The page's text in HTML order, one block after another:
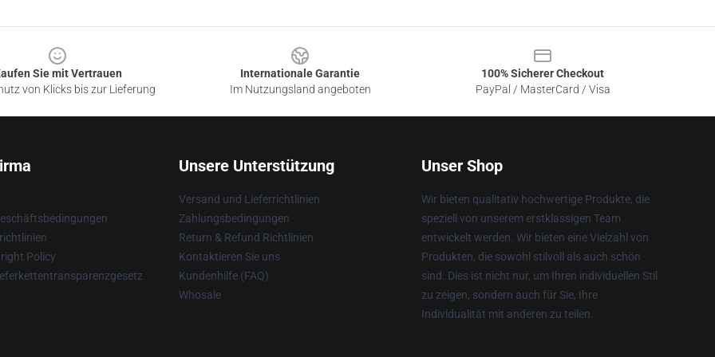
Sie mit Vertrauen
von Klicks bis zur Lieferung
Internationale Garantie
Im Nutzungsland angeboten
100% Sicherer Checkout
PayPal / MasterCard / Visa
Policy
Unsere Unterstützung
Versand und Lieferrichtlinien
Zahlungsbedingungen
Return & Refund Richtlinien
Kontaktieren Sie uns
Kundenhilfe (FAQ)
Whosale
Unser Shop
Wir bieten qualitativ hochwertige Produkte, die
speziell von unserem erstklassigen Team
entwickelt werden. Wir bieten eine Vielzahl von
Produkten, die sowohl stilvoll als auch schön
sind. Dies ist nicht nur, um Ihren individuellen Stil
zu zeigen, sondern auch für Sie, Ihre
Individualität mit anderen zu teilen.